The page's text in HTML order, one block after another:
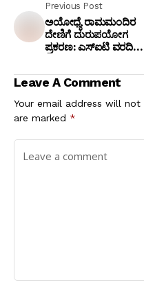
Previous Post
ಅಯೋಧ್ಯೆ ರಾಮಮಂದಿರ
ದೇಣಿಗೆ ದುರುಪಯೋಗ
ಪ್ರಕರಣ: ಎಸ್‌ಐಟಿ ವರದಿ
ಎಫ್‌ಐಆರ್ ದಾಖಲು!
Leave A Comment
Your email address will not
are marked *